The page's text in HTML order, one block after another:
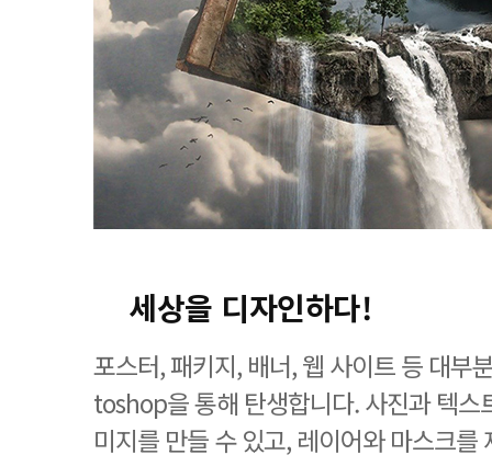
세상을 디자인하다!
포스터, 패키지, 배너, 웹 사이트 등 대부
toshop을 통해 탄생합니다. 사진과 텍스
미지를 만들 수 있고, 레이어와 마스크를